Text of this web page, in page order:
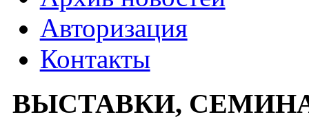
Авторизация
Контакты
ВЫСТАВКИ,